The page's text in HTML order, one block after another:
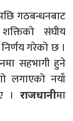
गठबन्धनबाट
संघीय
गरेको छ ।
सहभागी हुने
लगाएको नयाँ
। राजधानीमा